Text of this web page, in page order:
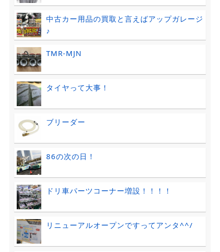
中古カー用品の買取と言えばアップガレージ
♪
TMR-MJN
タイヤって大事！
ブリーダー
86の次の日！
ドリ車パーツコーナー増設！！！！
リニューアルオープンですってアンタ^^/